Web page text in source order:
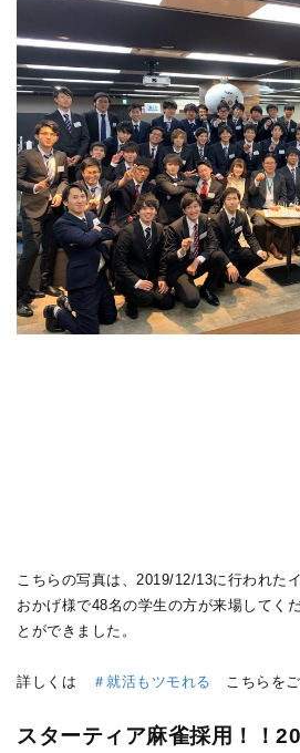
こちらの写真は、2019/12/13に行われた
おかげ様で48名の学生の方が来場してく
とができました。
詳しくは ＃就活もツモれる こちらをご
スターティア麻雀採用！！